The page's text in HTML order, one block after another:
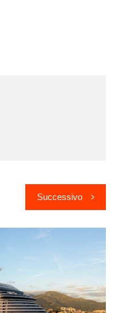
Successivo